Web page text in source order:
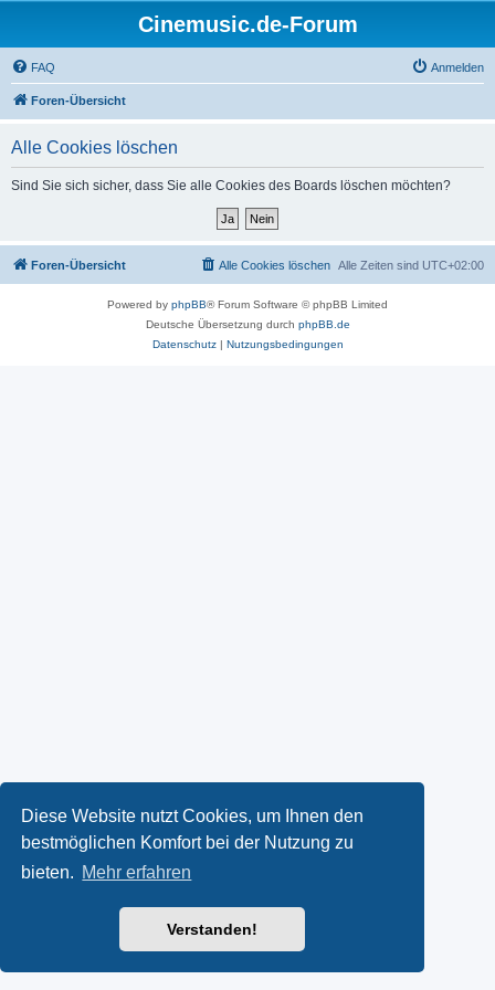
Diese Website nutzt Cookies, um Ihnen den
bestmöglichen Komfort bei der Nutzung zu
bieten. Mehr erfahren
Verstanden!
Cinemusic.de-Forum
FAQ Anmelden
Foren-Übersicht
Alle Cookies löschen
Sind Sie sich sicher, dass Sie alle Cookies des Boards löschen möchten?
Foren-Übersicht Alle Zeiten sind UTC+02:00
Alle Cookies löschen
Powered by phpBB® Forum Software © phpBB Limited
Deutsche Übersetzung durch phpBB.de
Datenschutz| Nutzungsbedingungen